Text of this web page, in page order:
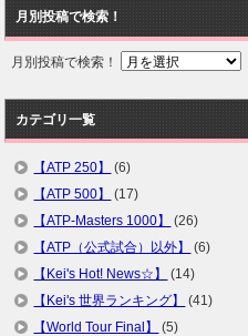
月別投稿で検索！
月別投稿で検索！
カテゴリ一覧
【ATP 250】
(6)
【ATP 500】
(17)
【ATP-Masters 1000】
(26)
【ATP（公式試合）以外】
(6)
【Kei's Hot! News☆】
(14)
【Kei's 世界ランキング】
(41)
【World Tour Final】
(5)